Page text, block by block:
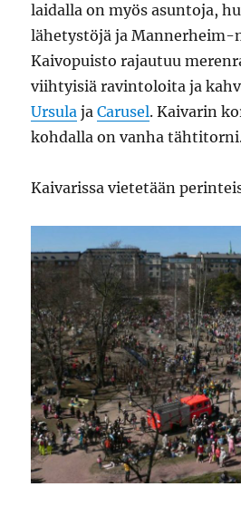
laidalla on myös asuntoja,
lähetystöjä ja Mannerheim-
Kaivopuisto rajautuu
viihtyisiä ravintoloita ja
Ursula jaCarusel. Kaivarin
kohdalla on vanha
Kaivarissa vietetään